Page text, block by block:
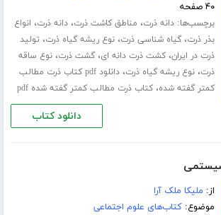
۴۰ صفحه
برچسب‌ها:دانه ذرت، مناطق کاشت ذرت،دانه ذرت، انواع
بذر ذرت،گیاه شناسی ذرت،نوع ریشه گیاه ذرت، تولید
ذرت در ایران،کشت ذرت دانه ای،گشت ذرت،نوع ساقه
ذرت،نوع ریشه گیاه ذرت،
دانلود pdf کتاب ذرت مطالب
کمتر گفته شده،کتاب ذرت مطالب کمتر گفته شده pdf
دانلود کتاب
از: ملیکا ملک آرا
موضوع:کتاب‌های علوم اجتماعی